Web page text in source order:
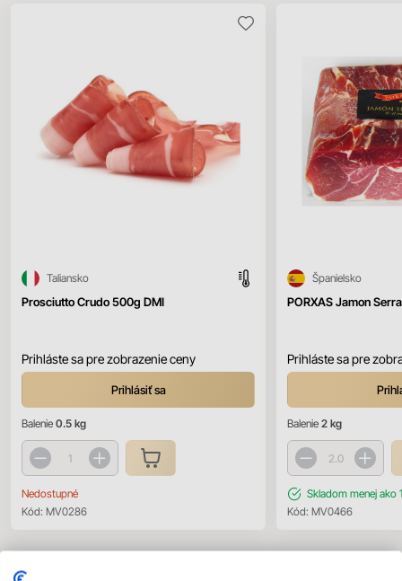
Prosciutto Crudo 500g DMI
Taliansko
Prihláste sa pre zobrazenie ceny
Prihlásiť sa
Balenie 0.5 kg
Nedostupné
Kód: MV0286
PORXAS Jamon
Španielsko
Prihláste sa pre
Balenie 2 kg
Skladom menej ako
Kód: MV0466